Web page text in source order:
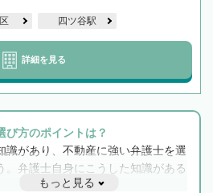
四ツ谷駅
詳細を見る
び方のポイントは？
識があり、不動産に強い弁護士を選
。弁護士自身にこうした知識がある
の連携もスムーズに進み、トラブル
もっと見る